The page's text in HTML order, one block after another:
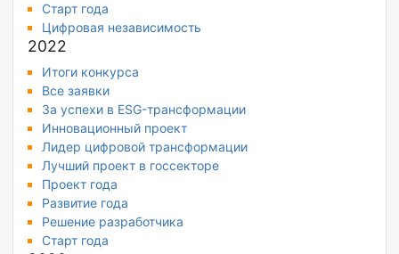
Старт года
Цифровая независимость
2022
Итоги конкурса
Все заявки
За успехи в ESG-трансформации
Инновационный проект
Лидер цифровой трансформации
Лучший проект в госсекторе
Проект года
Развитие года
Решение разработчика
Старт года